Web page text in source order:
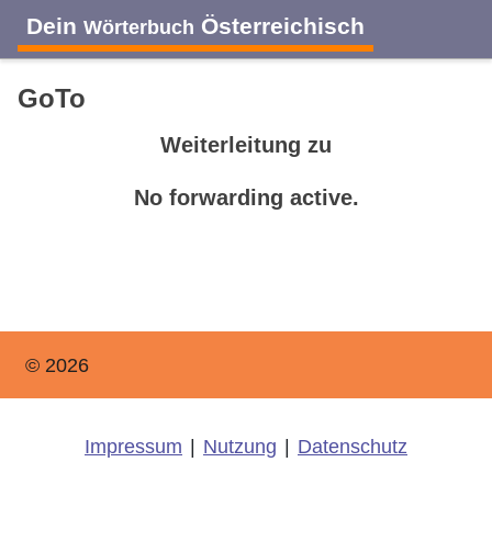
Dein Wörterbuch Österreichisch
GoTo
Weiterleitung zu
No forwarding active.
© 2026
Impressum Nutzung Datenschutz